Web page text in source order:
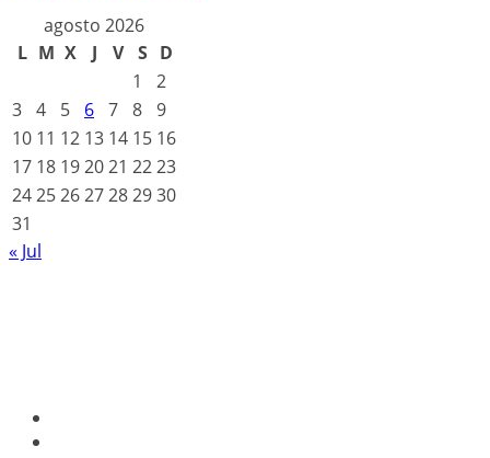
agosto 2026
L M X J V S D
1
2
3 4 5 6 7 8 9
10 11 12 13 14 15 16
17 18 192021 2223
24252627282930
31
« Jul